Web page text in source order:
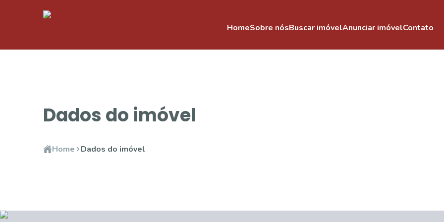
HomeSobre nósBuscar imóvelAnunciar imóvelContato
Dados do imóvel
Home Dados do imóvel